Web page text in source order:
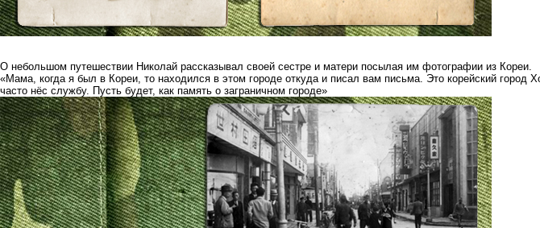
О небольшом путешествии Николай рассказывал своей сестре и матери посылая им фотографии из Кореи.
«Мама, когда я был в Кореи, то находился в этом городе откуда и писал вам письма. Это корейский город
часто нёс службу. Пусть будет, как память о заграничном городе»